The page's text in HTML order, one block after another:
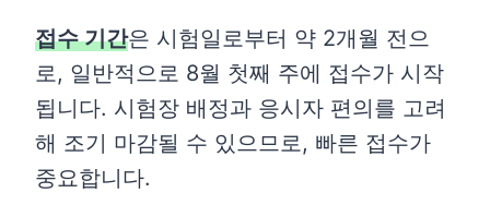
접수 기간은 시험일로부터 약 2개월 전으
로, 일반적으로 8월 첫째 주에 접수가 시작
됩니다. 시험장 배정과 응시자 편의를 고려
해 조기 마감될 수 있으므로, 빠른 접수가
중요합니다.